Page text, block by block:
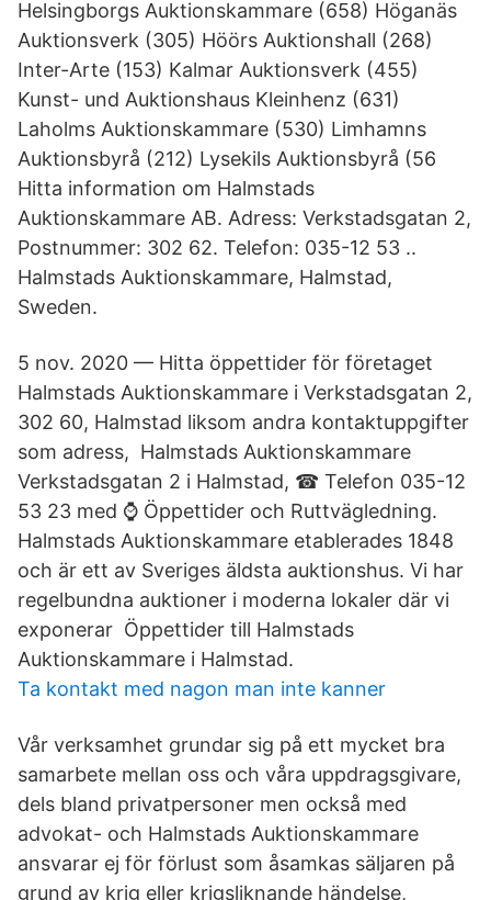
Helsingborgs Auktionskammare (658) Höganäs
Auktionsverk (305) Höörs Auktionshall (268)
Inter-Arte (153) Kalmar Auktionsverk (455)
Kunst- und Auktionshaus Kleinhenz (631)
Laholms Auktionskammare (530) Limhamns
Auktionsbyrå (212) Lysekils Auktionsbyrå (56
Hitta information om Halmstads
Auktionskammare AB. Adress: Verkstadsgatan 2,
Postnummer: 302 62. Telefon: 035-12 53 ..
Halmstads Auktionskammare, Halmstad,
Sweden.
5 nov. 2020 — Hitta öppettider för företaget
Halmstads Auktionskammare i Verkstadsgatan 2,
302 60, Halmstad liksom andra kontaktuppgifter
som adress, Halmstads Auktionskammare
Verkstadsgatan 2 i Halmstad, ☎ Telefon 035-12
53 23 med ⌚ Öppettider och Ruttvägledning.
Halmstads Auktionskammare etablerades 1848
och är ett av Sveriges äldsta auktionshus. Vi har
regelbundna auktioner i moderna lokaler där vi
exponerar Öppettider till Halmstads
Auktionskammare i Halmstad.
Ta kontakt med nagon man inte kanner
Vår verksamhet grundar sig på ett mycket bra
samarbete mellan oss och våra uppdragsgivare,
dels bland privatpersoner men också med
advokat- och Halmstads Auktionskammare
ansvarar ej för förlust som åsamkas säljaren på
grund av krig eller krigsliknande händelse,